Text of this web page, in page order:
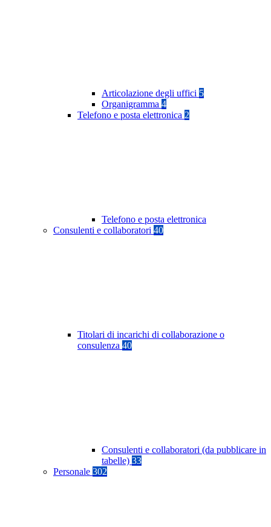
Articolazione degli uffici 5
Organigramma 4
Telefono e posta elettronica 2
Telefono e posta elettronica
Consulenti e collaboratori 40
Titolari di incarichi di collaborazione o
consulenza 40
Consulenti e collaboratori (da pubblicare in
tabelle) 33
Personale 302